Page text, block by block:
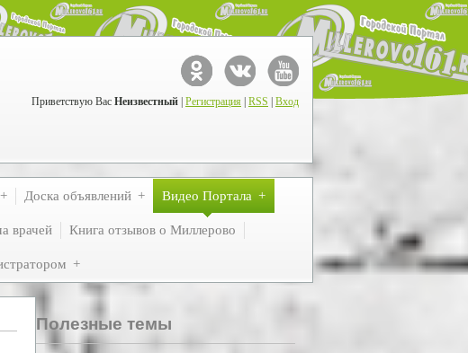
Приветствую Вас Неизвестный Регистрация RSS Вход
Доска объявлений Видео Портала
врачей Книга отзывов о Миллерово
Полезные темы